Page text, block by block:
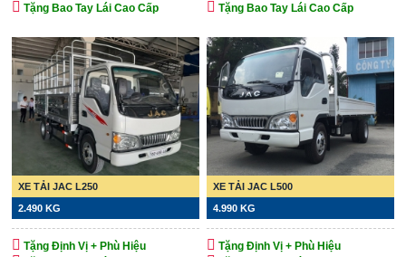
Tặng Bao Tay Lái Cao Cấp
Tặng Bao Tay Lái Cao Cấp
XE TẢI JAC L250
2.490 KG
Tặng Định Vị + Phù Hiệu
XE TẢI JAC L500
4.990 KG
Tặng Định Vị + Phù Hiệu